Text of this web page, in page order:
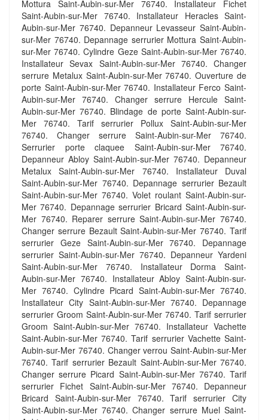
Mottura Saint-Aubin-sur-Mer 76740. Installateur Fichet
Saint-Aubin-sur-Mer 76740. Installateur Heracles Saint-
Aubin-sur-Mer 76740. Depanneur Levasseur Saint-Aubin-
sur-Mer 76740. Depannage serrurier Mottura Saint-Aubin-
sur-Mer 76740. Cylindre Geze Saint-Aubin-sur-Mer 76740.
Installateur Sevax Saint-Aubin-sur-Mer 76740. Changer
serrure Metalux Saint-Aubin-sur-Mer 76740. Ouverture de
porte Saint-Aubin-sur-Mer 76740. Installateur Ferco Saint-
Aubin-sur-Mer 76740. Changer serrure Hercule Saint-
Aubin-sur-Mer 76740. Blindage de porte Saint-Aubin-sur-
Mer 76740. Tarif serrurier Pollux Saint-Aubin-sur-Mer
76740. Changer serrure Saint-Aubin-sur-Mer 76740.
Serrurier porte claquee Saint-Aubin-sur-Mer 76740.
Depanneur Abloy Saint-Aubin-sur-Mer 76740. Depanneur
Metalux Saint-Aubin-sur-Mer 76740. Installateur Duval
Saint-Aubin-sur-Mer 76740. Depannage serrurier Bezault
Saint-Aubin-sur-Mer 76740. Volet roulant Saint-Aubin-sur-
Mer 76740. Depannage serrurier Bricard Saint-Aubin-sur-
Mer 76740. Reparer serrure Saint-Aubin-sur-Mer 76740.
Changer serrure Bezault Saint-Aubin-sur-Mer 76740. Tarif
serrurier Geze Saint-Aubin-sur-Mer 76740. Depannage
serrurier Saint-Aubin-sur-Mer 76740. Depanneur Yardeni
Saint-Aubin-sur-Mer 76740. Installateur Dorma Saint-
Aubin-sur-Mer 76740. Installateur Abloy Saint-Aubin-sur-
Mer 76740. Cylindre Picard Saint-Aubin-sur-Mer 76740.
Installateur City Saint-Aubin-sur-Mer 76740. Depannage
serrurier Groom Saint-Aubin-sur-Mer 76740. Tarif serrurier
Groom Saint-Aubin-sur-Mer 76740. Installateur Vachette
Saint-Aubin-sur-Mer 76740. Tarif serrurier Vachette Saint-
Aubin-sur-Mer 76740. Changer verrou Saint-Aubin-sur-Mer
76740. Tarif serrurier Bezault Saint-Aubin-sur-Mer 76740.
Changer serrure Picard Saint-Aubin-sur-Mer 76740. Tarif
serrurier Fichet Saint-Aubin-sur-Mer 76740. Depanneur
Bricard Saint-Aubin-sur-Mer 76740. Tarif serrurier City
Saint-Aubin-sur-Mer 76740. Changer serrure Muel Saint-